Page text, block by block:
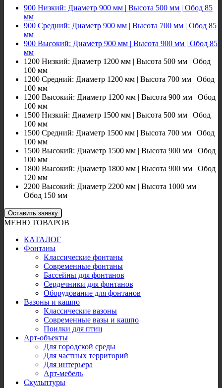
900 Низкий: Диаметр 900 мм | Высота 500 мм | Обод 85
мм
900 Средний: Диаметр 900 мм | Высота 700 мм | Обод 85
мм
900 Высокий: Диаметр 900 мм | Высота 900 мм | Обод 85
мм
1200 Низкий: Диаметр 1200 мм | Высота 500 мм | Обод
100 мм
1200 Средний: Диаметр 1200 мм | Высота 700 мм | Обод
100 мм
1200 Высокий: Диаметр 1200 мм | Высота 900 мм | Обод
100 мм
1500 Низкий: Диаметр 1500 мм | Высота 500 мм | Обод
100 мм
1500 Средний: Диаметр 1500 мм | Высота 700 мм | Обод
100 мм
1500 Высокий: Диаметр 1500 мм | Высота 900 мм | Обод
100 мм
1800 Высокий: Диаметр 1800 мм | Высота 900 мм | Обод
120 мм
2200 Высокий: Диаметр 2200 мм | Высота 1000 мм |
Обод 150 мм
Оставить заявку
МЕНЮ ТОВАРОВ
КАТАЛОГ
Фонтаны
Классические фонтаны
Современные фонтаны
Бассейны для фонтанов
Сердечники для фонтанов
Оборудование для фонтанов
Вазоны и кашпо
Классические вазоны
Современные вазы и кашпо
Поилки для птиц
Арт-объекты
Для городской среды
Для частных территорий
Для интерьера
Арт-мебель
Скульптуры